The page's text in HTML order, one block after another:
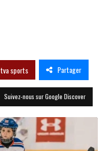
tva sports Partager
Suivez-nous sur Google Discover